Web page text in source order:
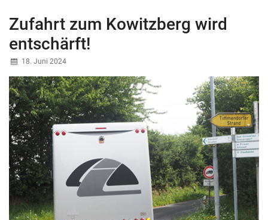
Zufahrt zum Kowitzberg wird
entschärft!
18. Juni 2024